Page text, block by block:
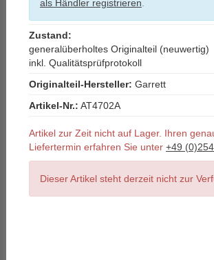
als Händler registrieren
Zustand:
generalüberholtes Originalteil (neuwertig)
inkl. Qualitätsprüfprotokoll
Originalteil-Hersteller: Garrett
Artikel-Nr.: AT4702A
Artikel zur Zeit nicht auf Lager. Ihren
Liefertermin erfahren Sie unter +49
Dieser Artikel steht derzeit nicht zur